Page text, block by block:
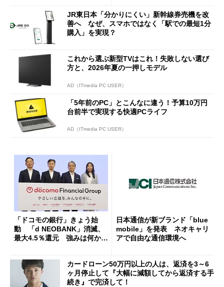
JR東日本「分かりにくい」新幹線券売機を改
善へ なぜ、スマホではなく「駅での最短1分
購入」を実現？
これから選ぶ新型TVはこれ！失敗しない選び
方と、2026年夏の一押しモデル
AD（ITmedia PC USER）
「5年前のPC」とこんなに違う！予算10万円
台前半で実現する快適PCライフ
AD（ITmedia PC USER）
「ドコモの銀行」きょう始
動 「d NEOBANK」消滅、
最大4.5％還元 強みは何か解
日本通信が新ブランド「blue
mobile」を発表 ネオキャリ
アで自由な通信環境へ
カードローン50万円以上の人は、返済を3～6
ヶ月停止して『大幅に減額してから返済する手
続き』で完済して！